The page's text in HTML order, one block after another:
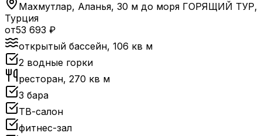
Махмутлар, Аланья, 30 м до моря ГОРЯЩИЙ ТУР,
Турция
от53 693 ₽
открытый бассейн, 106 кв м
2 водные горки
ресторан, 270 кв м
3 бара
ТВ-салон
фитнес-зал